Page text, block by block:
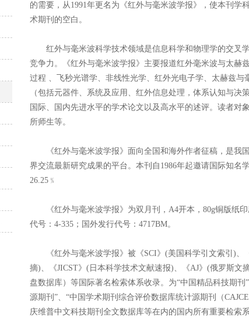
的需要，从1991年更名为《红外与毫米波学报》，使本刊
术期刊的空白。
红外与毫米波科学技术领域是信息科学和物理学的交叉
竞争力。《红外与毫米波学报》主要报道红外毫米波与太赫
过程 、飞秒光谱学、非线性光学、红外光电子学、太赫兹
（包括元器件、系统及应用、红外信息处理，体系认知与
国际、国内先进水平的学术论文以及高水平的述评。读者
所师生等。
《红外与毫米波学报》面向全国和海外作者征稿，是我
界交流最新研究成果的平台。本刊自 1986年起邀请国际知名
26.25 ﹪
《红外与毫米波学报》为双月刊， A4开本， 80g铜版纸印
代号： 4-335 ；国外发行代号： 4717BM。
《红外与毫米波学报》被《SCI》 (美国科学引文索引 )、
摘)、《JICST》 ( 日本科学技术文献速报)、《AJ》 (俄罗斯文
盘数据库）等国际著名检索体系收录。为“中国精品科技期
源期刊”、“中国学术期刊综合评价数据库统计源期刊（
庆维普中文科技期刊全文数据库等在内的国内所有重要检索系